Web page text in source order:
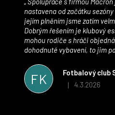
FK
Fotbalový club
Hodnocení
| 4.3.2026
nastavena od začátku
jejím plněním jsme zatím
Dobrým řešením je klubový
mohou rodiče s hráči
dohodnuté vybavení, to jim
oblečením jsme spokojeni,
komunikací a snahou řešit
velmi rychle a ke